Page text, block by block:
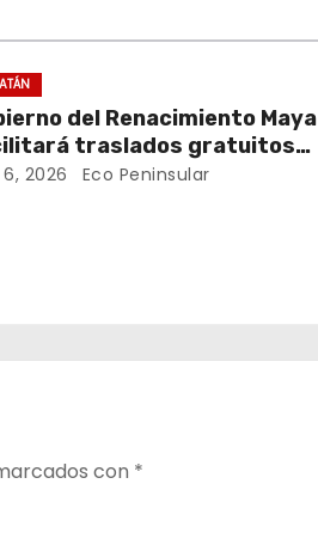
del Renacimiento Maya
traslados gratuitos
usuarias y usuarios del
2026 Eco Peninsular
con *